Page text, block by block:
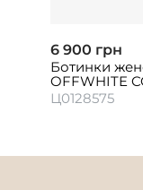
6 900 грн
Ботинки
OFFWHITE
Ц0128575